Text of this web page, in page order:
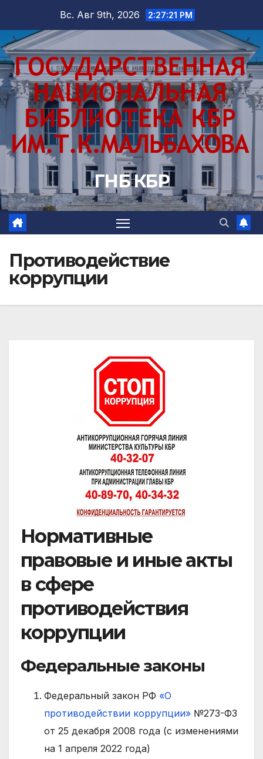
содержимому
Вс. Авг 9th, 2026 2:27:22 PM
ГНБ КБР
Противодействие
коррупции
Нормативные
правовые и иные акты
в сфере
противодействия
коррупции
Федеральные законы
Федеральный закон РФ «О
противодействии коррупции» №273-ФЗ
от 25 декабря 2008 года (с изменениями
на 1 апреля 2022 года)